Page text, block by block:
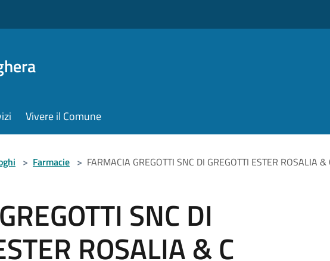
Vivere il Comune
> Farmacie > FARMACIA GREGOTTI SNC DI GREGOTTI ESTER ROSALIA &
SNC DI
ROSALIA & C